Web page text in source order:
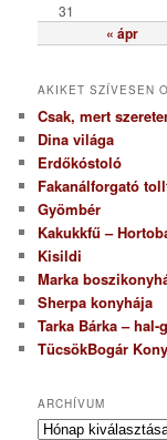
« ápr
31
AKIKET SZÍVESEN
Csak, mert
Dina világa
Erdőkóstoló
Fakanálforgató
Gyömbér
Kakukkfű –
Kisildi
Marka
Sherpa konyhája
Tarka Bárka – hal-
TücsökBogár
ARCHÍVUM
A